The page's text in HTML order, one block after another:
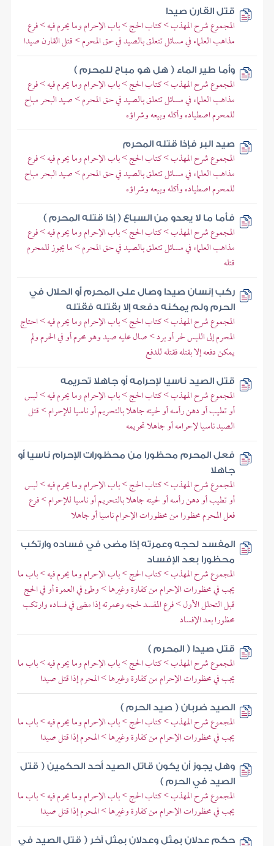
قتل القارن صيدا
المجموع شرح المهذب > كتاب الحج > باب الإحرام وما يحرم فيه > فرع
مذاهب العلماء في مسائل تتعلق بالصيد في حق المحرم > قتل القارن صيدا
وأما طير الماء ( هل هو مباح للمحرم )
المجموع شرح المهذب > كتاب الحج > باب الإحرام وما يحرم فيه > فرع
مذاهب العلماء في مسائل تتعلق بالصيد في حق المحرم > صيد البحر مباح
للمحرم اصطياده وأكله وبيعه وشراؤه
صيد البر فإذا قتله المحرم
المجموع شرح المهذب > كتاب الحج > باب الإحرام وما يحرم فيه > فرع
مذاهب العلماء في مسائل تتعلق بالصيد في حق المحرم > صيد البحر مباح
للمحرم اصطياده وأكله وبيعه وشراؤه
فأما ما لا يعدو من السباع ( إذا قتله المحرم )
المجموع شرح المهذب > كتاب الحج > باب الإحرام وما يحرم فيه > فرع
مذاهب العلماء في مسائل تتعلق بالصيد في حق المحرم > ما يجوز للمحرم
قتله
ركب إنسان صيدا وصال على المحرم أو الحلال في
الحرم ولم يمكنه دفعه إلا بقتله فقتله
المجموع شرح المهذب > كتاب الحج > باب الإحرام وما يحرم فيه > احتاج
المحرم إلى اللبس لحر أو برد > صال عليه صيد وهو محرم أو في الحرم ولم
يمكن دفعه إلا بقتله فقتله للدفع
قتل الصيد ناسيا لإحرامه أو جاهلا تحريمه
المجموع شرح المهذب > كتاب الحج > باب الإحرام وما يحرم فيه > لبس
أو تطيب أو دهن رأسه أو لحيته جاهلا بالتحريم أو ناسيا للإحرام > قتل
الصيد ناسيا لإحرامه أو جاهلا تحريمه
فعل المحرم محظورا من محظورات الإحرام ناسيا أو
جاهلا
المجموع شرح المهذب > كتاب الحج > باب الإحرام وما يحرم فيه > لبس
أو تطيب أو دهن رأسه أو لحيته جاهلا بالتحريم أو ناسيا للإحرام > فرع
فعل المحرم محظورا من محظورات الإحرام ناسيا أو جاهلا
المفسد لحجه وعمرته إذا مضى في فساده وارتكب
محظورا بعد الإفساد
المجموع شرح المهذب > كتاب الحج > باب الإحرام وما يحرم فيه > باب ما
يجب في محظورات الإحرام من كفارة وغيرها > وطئ في العمرة أو في الحج
قبل التحلل الأول > فرع المفسد لحجه وعمرته إذا مضى في فساده وارتكب
محظورا بعد الإفساد
قتل صيدا ( المحرم )
المجموع شرح المهذب > كتاب الحج > باب الإحرام وما يحرم فيه > باب ما
يجب في محظورات الإحرام من كفارة وغيرها > المحرم إذا قتل صيدا
الصيد ضربان ( صيد الحرم )
المجموع شرح المهذب > كتاب الحج > باب الإحرام وما يحرم فيه > باب ما
يجب في محظورات الإحرام من كفارة وغيرها > المحرم إذا قتل صيدا
وهل يجوز أن يكون قاتل الصيد أحد الحكمين ( قتل
الصيد في الحرم )
المجموع شرح المهذب > كتاب الحج > باب الإحرام وما يحرم فيه > باب ما
يجب في محظورات الإحرام من كفارة وغيرها > المحرم إذا قتل صيدا
حكم عدلان بمثل وعدلان بمثل آخر ( قتل الصيد في